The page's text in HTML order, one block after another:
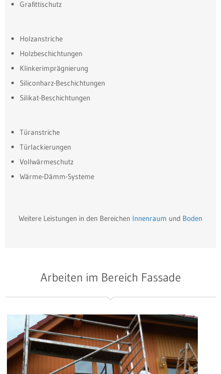
Grafittischutz
Holzanstriche
Holzbeschichtungen
Klinkerimprägnierung
Siliconharz-Beschichtungen
Silikat-Beschichtungen
Türanstriche
Türlackierungen
Vollwärmeschutz
Wärme-Dämm-Systeme
Weitere Leistungen in den Bereichen Innenraum und Boden
Arbeiten im Bereich Fassade